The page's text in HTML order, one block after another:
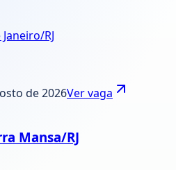
RJ
de 2026Ver vaga
Mansa/RJ